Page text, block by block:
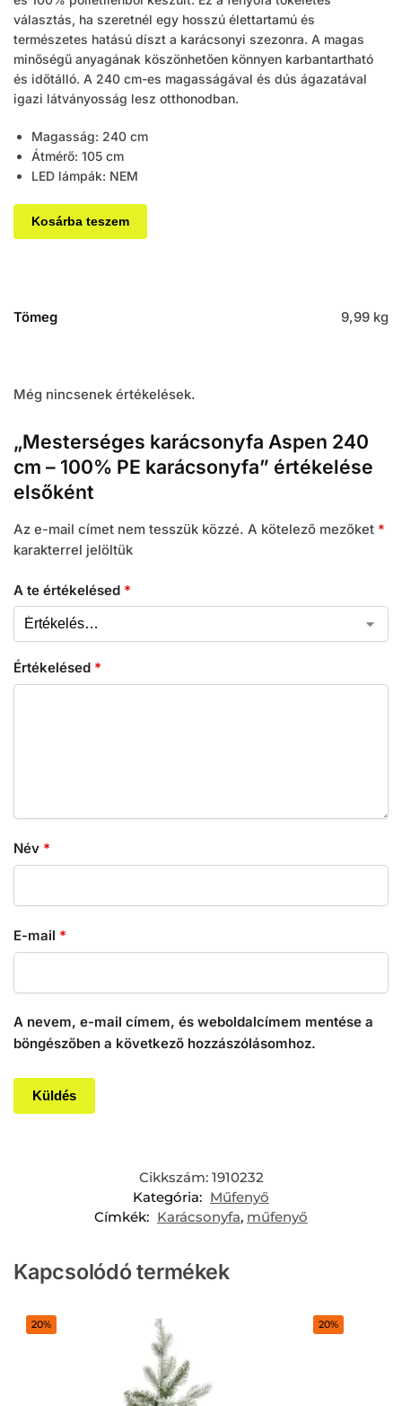
választás, ha szeretnél egy hosszú élettartamú és
természetes hatású díszt a karácsonyi szezonra. A magas
minőségű anyagának köszönhetően könnyen karbantartható
és időtálló. A 240 cm-es magasságával és dús ágazatával
igazi látványosság lesz otthonodban.
Magasság: 240 cm
Átmérő: 105 cm
LED lámpák: NEM
Kosárba teszem
Tömeg 9,99 kg
Még nincsenek értékelések.
„Mesterséges karácsonyfa Aspen 240
cm – 100% PE karácsonyfa” értékelése
elsőként
Az e-mail címet nem tesszük közzé. A kötelező mezőket *
karakterrel jelöltük
A te értékelésed *
Értékelésed *
Név *
E-mail *
A nevem, e-mail címem, és weboldalcímem mentése a
böngészőben a következő hozzászólásomhoz.
Cikkszám: 1910232
Kategória: Műfenyő
Címkék: Karácsonyfa, műfenyő
Kapcsolódó termékek
20% 20%